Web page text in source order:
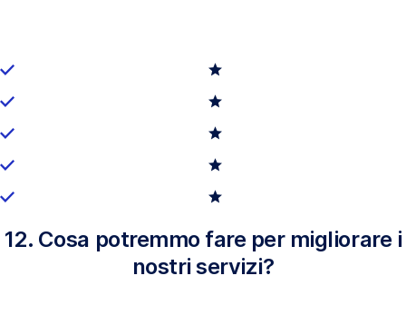
12. Cosa potremmo fare per migliorare i
nostri servizi?